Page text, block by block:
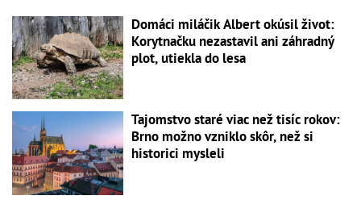
Domáci miláčik Albert okúsil život:
Korytnačku nezastavil ani záhradný
plot, utiekla do lesa
Tajomstvo staré viac než tisíc rokov:
Brno možno vzniklo skôr, než si
historici mysleli